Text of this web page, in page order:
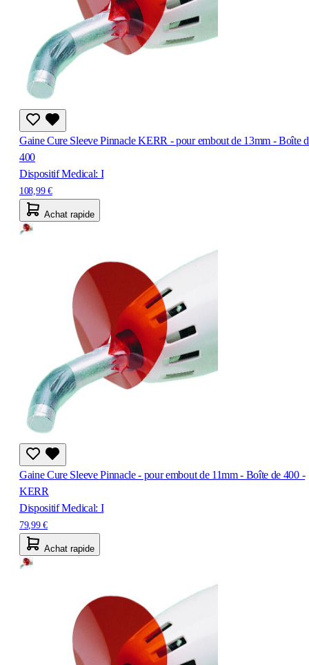
Gaine Cure Sleeve Pinnacle KERR - pour embout de 13mm - Boîte
400
Dispositif Medical: I
108,99 €
Achat rapide
Gaine Cure Sleeve Pinnacle - pour embout de 11mm - Boîte de 400 -
KERR
Dispositif Medical: I
79,99 €
Achat rapide